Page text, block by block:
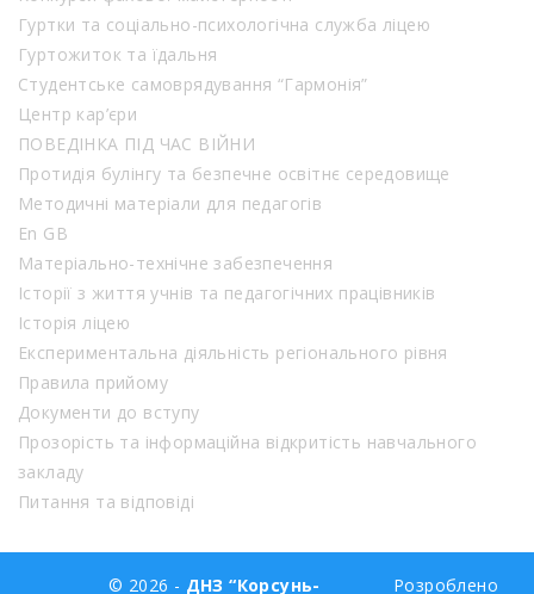
Гуртки та соціально-психологічна служба ліцею
Гуртожиток та їдальня
Студентське самоврядування “Гармонія”
Центр кар’єри
ПОВЕДІНКА ПІД ЧАС ВІЙНИ
Протидія булінгу та безпечне освітнє середовище
Методичні матеріали для педагогів
En GB
Матеріально-технічне забезпечення
Історії з життя учнів та педагогічних працівників
Історія ліцею
Експериментальна діяльність регіонального рівня
Правила прийому
Документи до вступу
Прозорість та інформаційна відкритість навчального
закладу
Питання та відповіді
© 2026 - ДНЗ “Корсунь- Розроблено